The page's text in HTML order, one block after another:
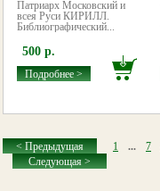
Патриарх Московский и
всея Руси КИРИЛЛ.
Библиографический...
500 р.
Подробнее >
< Предыдущая 1 ... 7
Следующая >